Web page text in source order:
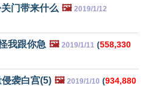
门带来什么 🖼️ 2019/1/12
我跟你急 🖼️ 2019/1/11 (558,330
袭白宫(5) 🖼️ 2019/1/10 (934,880